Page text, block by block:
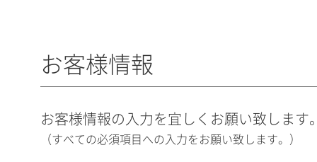
お客様情報
お客様情報の入力を宜しくお願い致します
（すべての必須項目への入力をお願い致します。）